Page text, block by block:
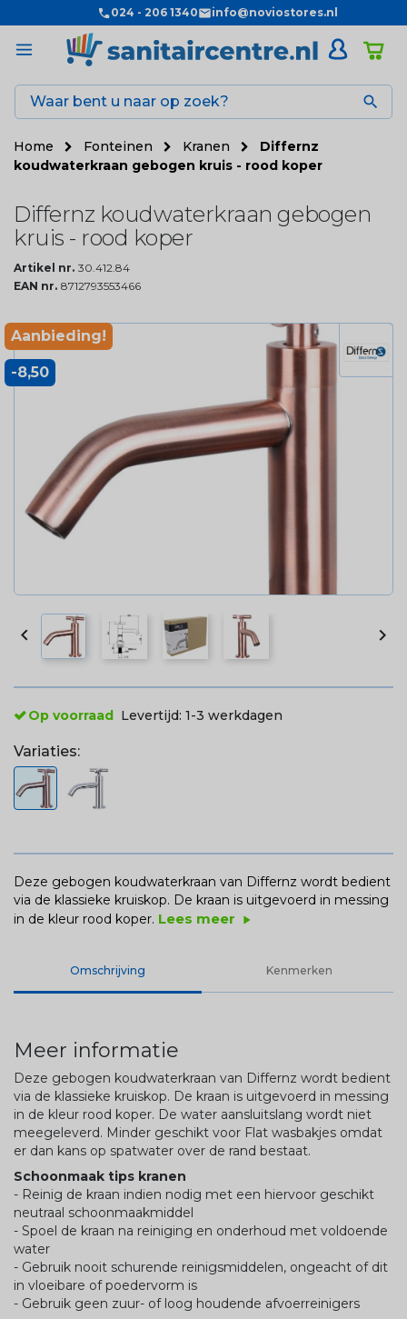
024 - 206 1340 info@noviostores.nl

Home Fonteinen Kranen
Differnz
koudwaterkraan gebogen kruis - rood koper
Differnz koudwaterkraan gebogen
kruis - rood koper
Artikel nr. 30.412.84
EAN nr. 8712793553466
Aanbieding!
-8,50
 
Op voorraad Levertijd: 1-3 werkdagen
Variaties:
Deze gebogen koudwaterkraan van Differnz wordt bedient
via de klassieke kruiskop. De kraan is uitgevoerd in messing
in de kleur rood koper. Lees meer play_arrow
Omschrijving Kenmerken
Meer informatie
Deze gebogen koudwaterkraan van Differnz wordt bedient
via de klassieke kruiskop. De kraan is uitgevoerd in messing
in de kleur rood koper. De water aansluitslang wordt niet
meegeleverd. Minder geschikt voor Flat wasbakjes omdat
er dan kans op spatwater over de rand bestaat.
Schoonmaak tips kranen
- Reinig de kraan indien nodig met een hiervoor geschikt
neutraal schoonmaakmiddel
- Spoel de kraan na reiniging en onderhoud met voldoende
water
- Gebruik nooit schurende reinigsmiddelen, ongeacht of dit
in vloeibare of poedervorm is
- Gebruik geen zuur- of loog houdende afvoerreinigers